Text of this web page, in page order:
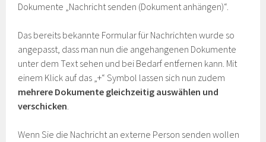
Dokumente „Nachricht senden (Dokument anhängen)“.
Das bereits bekannte Formular für Nachrichten wurde so
angepasst, dass man nun die angehangenen Dokumente
unter dem Text sehen und bei Bedarf entfernen kann. Mit
einem Klick auf das „+“ Symbol lassen sich nun zudem
mehrere Dokumente gleichzeitig auswählen und
verschicken.
Wenn Sie die Nachricht an externe Person senden wollen